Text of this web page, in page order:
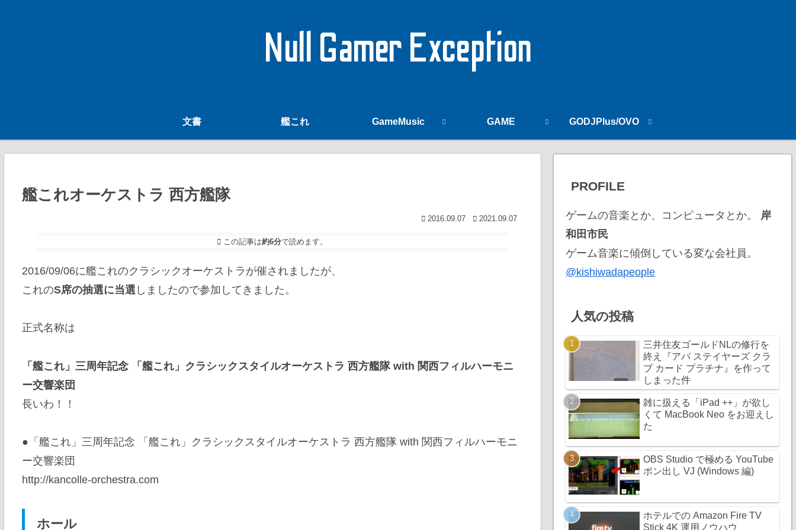
Null Gamer Exception
文書 艦これ GameMusic GAME GODJPlus/OVO
艦これオーケストラ 西方艦隊
2016.09.07 2021.09.07
この記事は約6分で読めます。
2016/09/06に艦これのクラシックオーケストラが催されましたが、
これのS席の抽選に当選しましたので参加してきました。
正式名称は
「艦これ」三周年記念 「艦これ」クラシックスタイルオーケストラ 西方艦隊 with 関西フィルハーモニ
ー交響楽団
長いわ！！
●「艦これ」三周年記念 「艦これ」クラシックスタイルオーケストラ 西方艦隊 with 関西フィルハーモニ
ー交響楽団
http://kancolle-orchestra.com
ホール
PROFILE
ゲームの音楽とか、コンピュータとか。 岸
和田市民
ゲーム音楽に傾倒している変な会社員。
@kishiwadapeople
人気の投稿
三井住友ゴールドNLの修行を
終え『アパ ステイヤーズ クラ
ブ カード プラチナ』を作って
しまった件
雑に扱える「iPad ++」が欲し
くて MacBook Neo をお迎えし
た
OBS Studio で極める YouTube
ポン出し VJ (Windows 編)
ホテルでの Amazon Fire TV
Stick 4K 運用ノウハウ